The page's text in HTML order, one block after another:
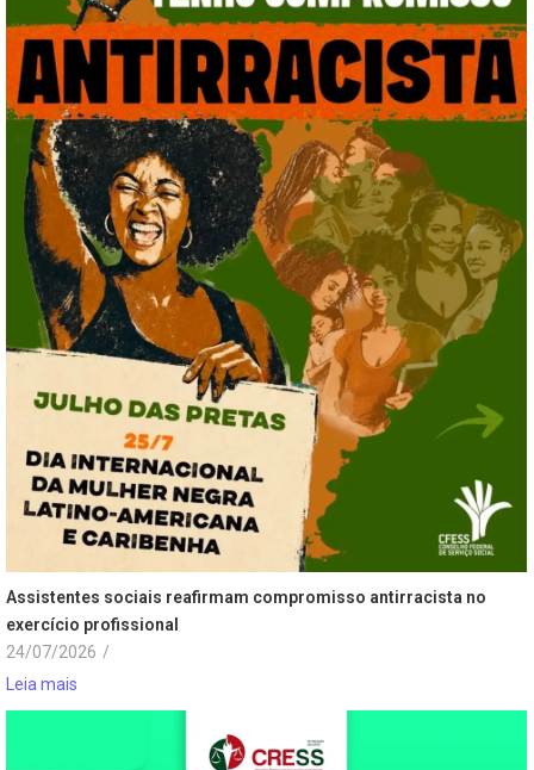
Assistentes sociais reafirmam compromisso antirracista no
exercício profissional
24/07/2026 /
Leia mais